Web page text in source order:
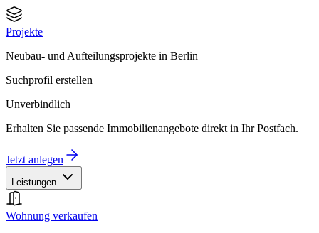
Projekte
Neubau- und Aufteilungsprojekte in Berlin
Suchprofil erstellen
Unverbindlich
Erhalten Sie passende Immobilienangebote direkt in Ihr Postfach.
Jetzt anlegen
Leistungen
Wohnung verkaufen